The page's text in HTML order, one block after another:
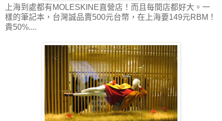
上海到處都有MOLESKINE直營店！而且每間店都好大。一
樣的筆記本，台灣誠品賣500元台幣，在上海要149元RBM！
貴50%....